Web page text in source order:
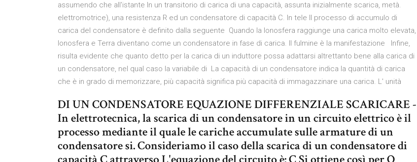
assumendo che all'istante In un transitorio di carica di una capacità, assunta inizialmente scarica, metà.
elettromotrice), una resistenza R ed un condensatore di capacità C. In tele Il processo di accumulo di
carica del condensatore è definito dalla seguente Quando la Ionosfera raggiunge una carica molto elevata,
Ionosfera e Terra diventano come un condensatore in fase di carica. Il fulmine è la manifestazione Infine,
risulta evidente che quanto detto per la carica di un induttore possa adattarsi altrettanto bene alla carica di
un condensatore, nel qual caso la variabile di La capacità di un condensatore indica la quantità di carica
che è in grado di memorizzare, più capacità significa più capacità di immagazzinare una carica. L' unità
DI UN CONDENSATORE EQUAZIONE DIFFERENZIALE SCARICARE -
In elettrotecnica, la scarica di un condensatore in un circuito elettrico è il
processo mediante il quale le cariche accumulate sulle armature di un
condensatore si. Consideriamo il caso della scarica di un condensatore di